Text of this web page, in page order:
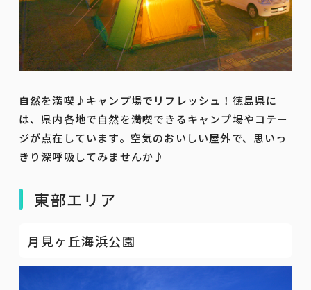
自然を満喫♪キャンプ場でリフレッシュ！徳島県に
は、県内各地で自然を満喫できるキャンプ場やコテー
ジが点在しています。空気のおいしい屋外で、思いっ
きり深呼吸してみませんか♪
東部エリア
月見ヶ丘海浜公園